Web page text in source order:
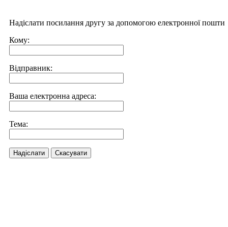
Надіслати посилання другу за допомогою електронної пошти
Кому:
Відправник:
Ваша електронна адреса:
Тема:
Надіслати Скасувати